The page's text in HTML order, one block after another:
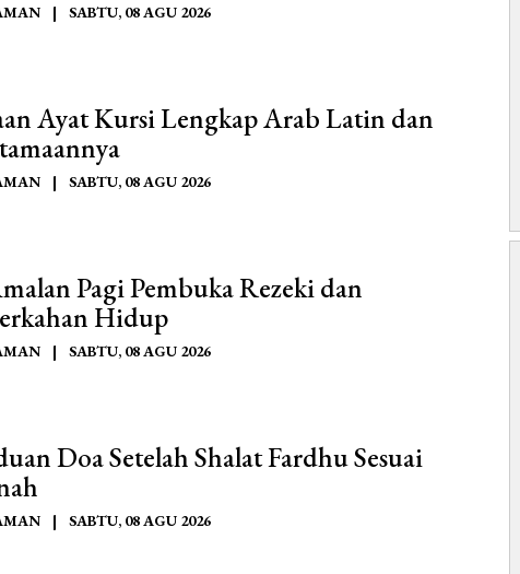
| SABTU, 08 AGU 2026
Ayat Kursi Lengkap Arab Latin dan
| SABTU, 08 AGU 2026
Pagi Pembuka Rezeki dan
Hidup
| SABTU, 08 AGU 2026
Doa Setelah Shalat Fardhu Sesuai
| SABTU, 08 AGU 2026